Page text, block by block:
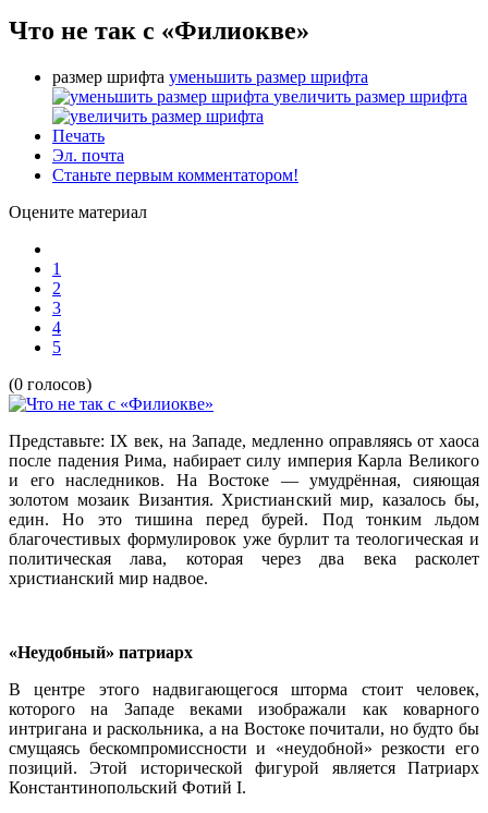
Что не так с «Филиокве»
размер шрифта уменьшить размер шрифта
увеличить размер шрифта
Печать
Эл. почта
Станьте первым комментатором!
Оцените материал
1
2
3
4
5
(0 голосов)
Представьте: IX век, на Западе, медленно оправляясь от хаоса
после падения Рима, набирает силу империя Карла Великого
и его наследников. На Востоке — умудрённая, сияющая
золотом мозаик Византия. Христианский мир, казалось бы,
един. Но это тишина перед бурей. Под тонким льдом
благочестивых формулировок уже бурлит та теологическая и
политическая лава, которая через два века расколет
христианский мир надвое.
«Неудобный» патриарх
В центре этого надвигающегося шторма стоит человек,
которого на Западе веками изображали как коварного
интригана и раскольника, а на Востоке почитали, но будто бы
смущаясь бескомпромиссности и «неудобной» резкости его
позиций. Этой исторической фигурой является Патриарх
Константинопольский Фотий I.